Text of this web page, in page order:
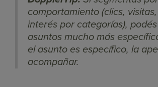
comportamiento (clics,
interés por categorías),
asuntos mucho más
el asunto es específico, la
acompañar.